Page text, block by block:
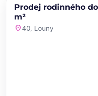
PRODEJ
Prodej rodinného
m²
location_on40, Louny